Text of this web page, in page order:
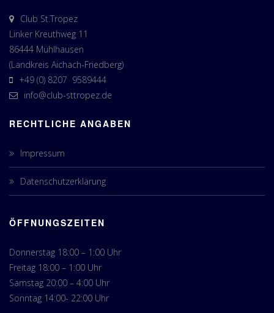
Club St.Tropez
Linker Kreuthweg 11
86444 Mühlhausen
(Landkreis Aichach-Friedberg)
+49 (0) 8207 9589444
info@club-sttropez.de
RECHTLICHE ANGABEN
Impressum
Datenschutzerklärung
ÖFFNUNGSZEITEN
Donnerstag 18:00 – 1:00 Uhr
Freitag 18:00 – 1:00 Uhr
Samstag 20:00 – 4:00 Uhr
Sonntag 14:00- 22:00 Uhr